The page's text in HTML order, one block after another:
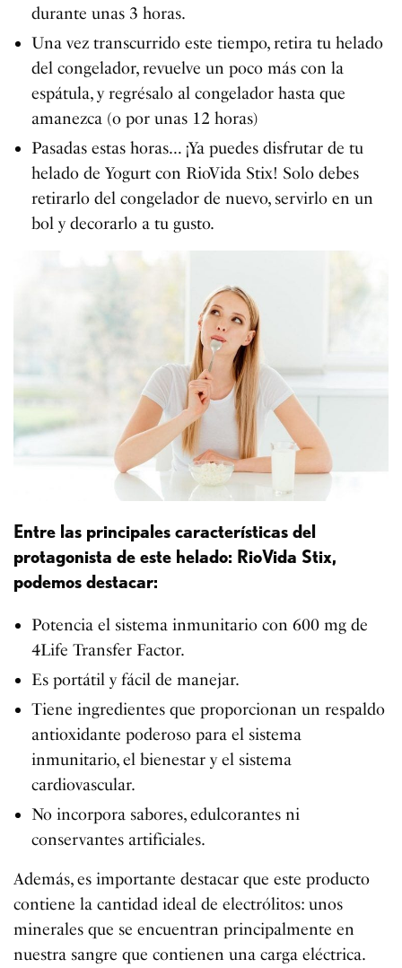
durante unas 3 horas.
Una vez transcurrido este tiempo, retira tu helado
del congelador, revuelve un poco más con la
espátula, y regrésalo al congelador hasta que
amanezca (o por unas 12 horas)
Pasadas estas horas… ¡Ya puedes disfrutar de tu
helado de Yogurt con RioVida Stix! Solo debes
retirarlo del congelador de nuevo, servirlo en un
bol y decorarlo a tu gusto.
Entre las principales características del
protagonista de este helado: RioVida Stix,
podemos destacar:
Potencia el sistema inmunitario con 600 mg de
4Life Transfer Factor.
Es portátil y fácil de manejar.
Tiene ingredientes que proporcionan un respaldo
antioxidante poderoso para el sistema
inmunitario, el bienestar y el sistema
cardiovascular.
No incorpora sabores, edulcorantes ni
conservantes artificiales.
Además, es importante destacar que este producto
contiene la cantidad ideal de electrólitos: unos
minerales que se encuentran principalmente en
nuestra sangre que contienen una carga eléctrica.